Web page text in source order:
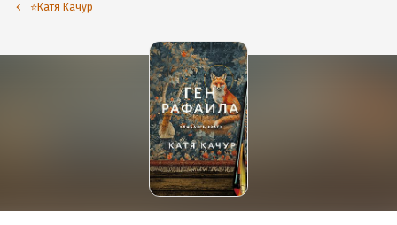
⭐️Катя Качур